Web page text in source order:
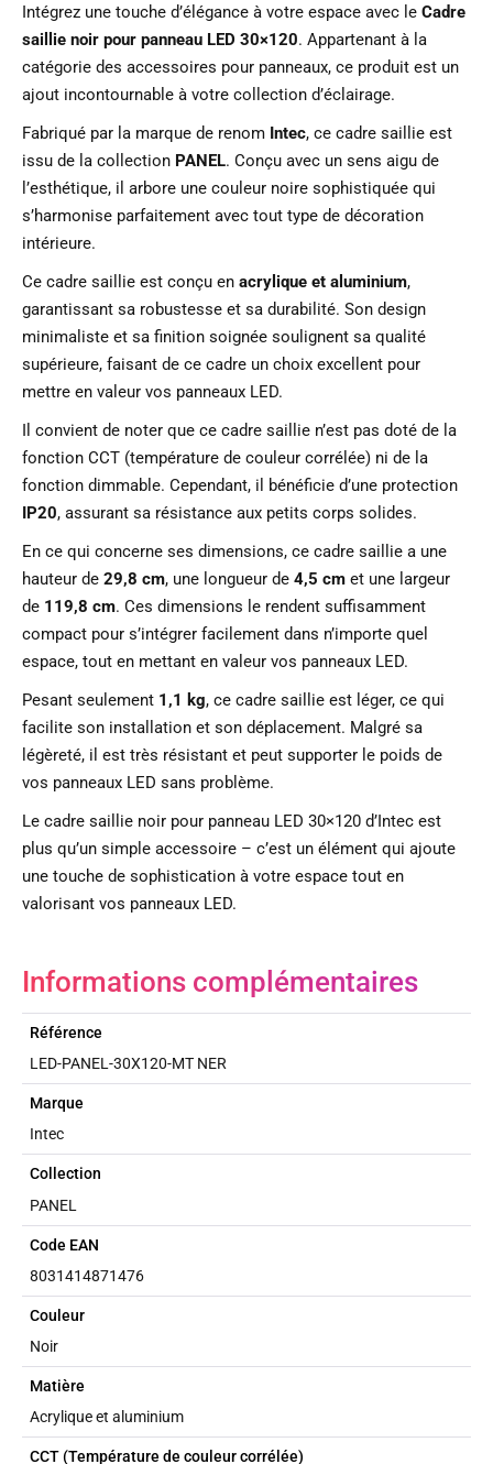
Intégrez une touche d’élégance à votre espace avec le Cadre
saillie noir pour panneau LED 30×120. Appartenant à la
catégorie des accessoires pour panneaux, ce produit est un
ajout incontournable à votre collection d’éclairage.
Fabriqué par la marque de renom Intec, ce cadre saillie est
issu de la collection PANEL. Conçu avec un sens aigu de
l’esthétique, il arbore une couleur noire sophistiquée qui
s’harmonise parfaitement avec tout type de décoration
intérieure.
Ce cadre saillie est conçu en acrylique et aluminium,
garantissant sa robustesse et sa durabilité. Son design
minimaliste et sa finition soignée soulignent sa qualité
supérieure, faisant de ce cadre un choix excellent pour
mettre en valeur vos panneaux LED.
Il convient de noter que ce cadre saillie n’est pas doté de la
fonction CCT (température de couleur corrélée) ni de la
fonction dimmable. Cependant, il bénéficie d’une protection
IP20, assurant sa résistance aux petits corps solides.
En ce qui concerne ses dimensions, ce cadre saillie a une
hauteur de 29,8 cm, une longueur de 4,5 cm et une largeur
de 119,8 cm. Ces dimensions le rendent suffisamment
compact pour s’intégrer facilement dans n’importe quel
espace, tout en mettant en valeur vos panneaux LED.
Pesant seulement 1,1 kg, ce cadre saillie est léger, ce qui
facilite son installation et son déplacement. Malgré sa
légèreté, il est très résistant et peut supporter le poids de
vos panneaux LED sans problème.
Le cadre saillie noir pour panneau LED 30×120 d’Intec est
plus qu’un simple accessoire – c’est un élément qui ajoute
une touche de sophistication à votre espace tout en
valorisant vos panneaux LED.
Informations complémentaires
Référence
LED-PANEL-30X120-MT NER
Marque
Intec
Collection
PANEL
Code EAN
8031414871476
Couleur
Noir
Matière
Acrylique et aluminium
CCT (Température de couleur corrélée)